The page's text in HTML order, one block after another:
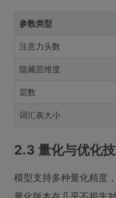
参数类型
注意力头数
隐藏层维度
层数
词汇表大小
2.3 量化与优化
模型支持多种量化精度